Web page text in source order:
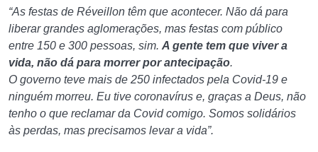
“As festas de Réveillon têm que acontecer. Não dá para
liberar grandes aglomerações, mas festas com público
entre 150 e 300 pessoas, sim. A gente tem que viver a
vida, não dá para morrer por antecipação.
O governo teve mais de 250 infectados pela Covid-19 e
ninguém morreu. Eu tive coronavírus e, graças a Deus, não
tenho o que reclamar da Covid comigo. Somos solidários
às perdas, mas precisamos levar a vida”.